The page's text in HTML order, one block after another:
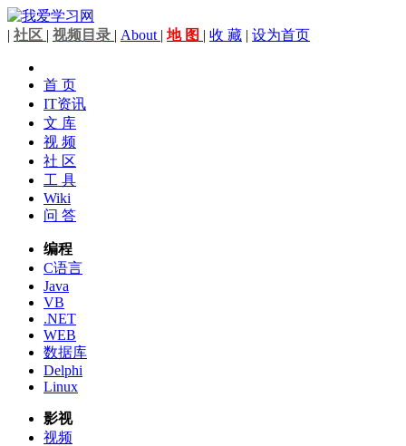
| 社区 | 视频目录 | About | 地 图 | 收 藏 | 设为首页
首 页
IT资讯
文 库
视 频
社 区
工 具
Wiki
问 答
编程
C语言
Java
VB
.NET
WEB
数据库
Delphi
Linux
影视
视频